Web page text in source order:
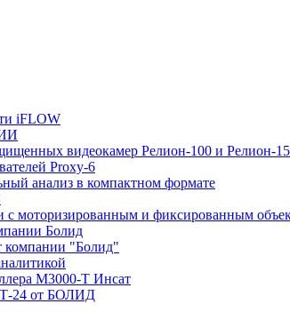
iFLOW
видеокамер Релион-100 и Релион-
Proxy-6
анализ в компактном формате
с моторизированным и фиксированным
Болид
компании "Болид"
М3000-Т Инсат
24 от БОЛИД